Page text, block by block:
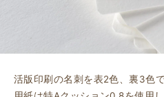
活版印刷の名刺を表2色、裏3色